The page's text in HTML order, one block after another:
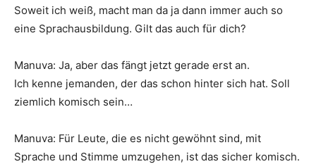
Soweit ich weiß, macht man da ja dann immer auch so
eine Sprachausbildung. Gilt das auch für dich?
Manuva: Ja, aber das fängt jetzt gerade erst an.
Ich kenne jemanden, der das schon hinter sich hat. Soll
ziemlich komisch sein…
Manuva: Für Leute, die es nicht gewöhnt sind, mit
Sprache und Stimme umzugehen, ist das sicher komisch.